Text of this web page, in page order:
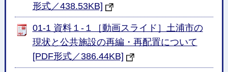
形式／438.53KB]
01-1 資料１-１［動画スライド］土浦市の
現状と公共施設の再編・再配置について
[PDF形式／386.44KB]